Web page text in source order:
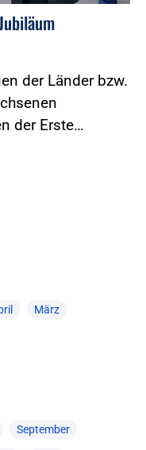
der Länder bzw.
der Erste…
März
September